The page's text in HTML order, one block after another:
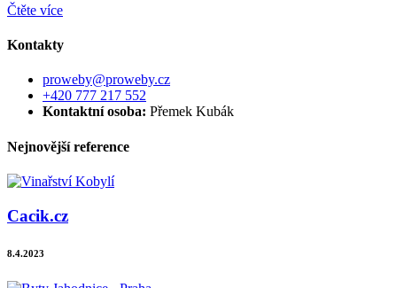
Čtěte více
Kontakty
proweby@proweby.cz
+420 777 217 552
Kontaktní osoba: Přemek Kubák
Nejnovější reference
Cacik.cz
8.4.2023